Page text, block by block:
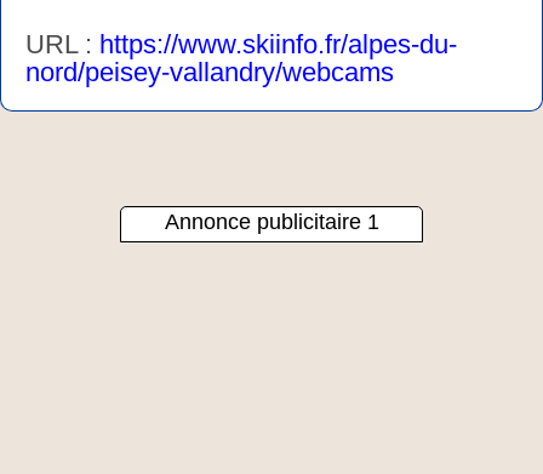
URL : https://www.skiinfo.fr/alpes-du-
nord/peisey-vallandry/webcams
Annonce publicitaire 1